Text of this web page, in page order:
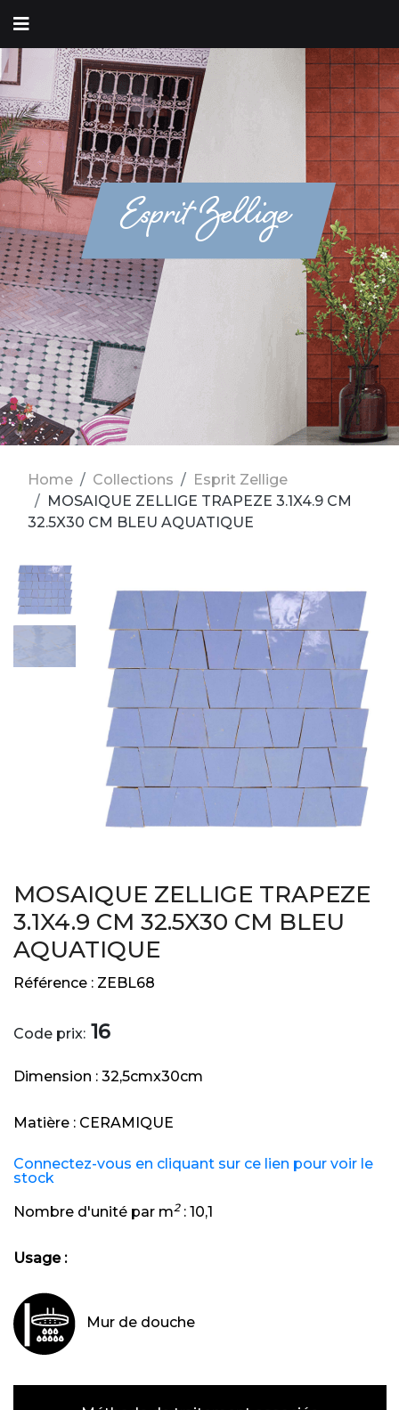
Esprit Zellige
Home Collections
Esprit Zellige
MOSAIQUE ZELLIGE TRAPEZE 3.1X4.9 CM
32.5X30 CM BLEU AQUATIQUE
MOSAIQUE ZELLIGE TRAPEZE
3.1X4.9 CM 32.5X30 CM BLEU
AQUATIQUE
Référence : ZEBL68
Code prix: 16
Dimension : 32,5cmx30cm
Matière : CERAMIQUE
Connectez-vous en cliquant sur ce lien pour voir le
stock
Nombre d'unité par m2: 10,1
Usage :
Mur de douche